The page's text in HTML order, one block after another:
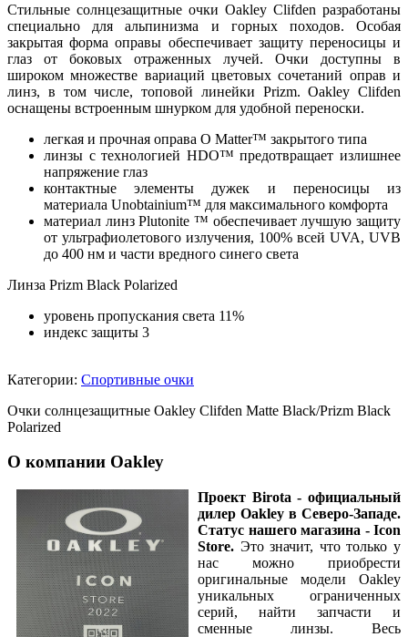
Стильные солнцезащитные очки Oakley Clifden разработаны
специально для альпинизма и горных походов. Особая
закрытая форма оправы обеспечивает защиту переносицы и
глаз от боковых отраженных лучей. Очки доступны в
широком множестве вариаций цветовых сочетаний оправ и
линз, в том числе, топовой линейки Prizm. Oakley Clifden
оснащены встроенным шнурком для удобной переноски.
легкая и прочная оправа O Matter™ закрытого типа
линзы с технологией HDO™ предотвращает излишнее
напряжение глаз
контактные элементы дужек и переносицы из
материала Unobtainium™ для максимального комфорта
материал линз Plutonite ™ обеспечивает лучшую защиту
от ультрафиолетового излучения, 100% всей UVA, UVB
до 400 нм и части вредного синего света
Линза Prizm Black Polarized
уровень пропускания света 11%
индекс защиты 3
Категории: Спортивные очки
Очки солнцезащитные Oakley Clifden Matte Black/Prizm Black
Polarized
О компании Oakley
Проект Birota - официальный
дилер Oakley в Северо-Западе.
Статус нашего магазина - Icon
Store. Это значит, что только у
нас можно приобрести
оригинальные модели Oakley
уникальных ограниченных
серий, найти запчасти и
сменные линзы. Весь